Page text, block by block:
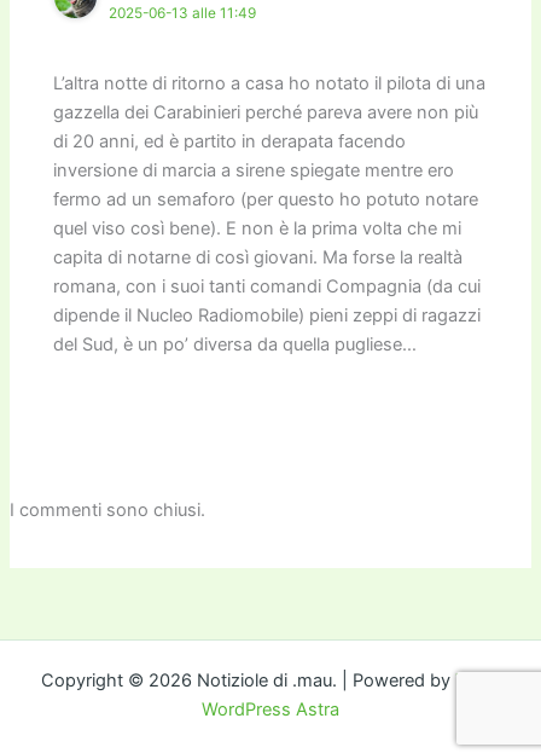
2025-06-13 alle 11:49
L’altra notte di ritorno a casa ho notato il pilota di una
gazzella dei Carabinieri perché pareva avere non più
di 20 anni, ed è partito in derapata facendo
inversione di marcia a sirene spiegate mentre ero
fermo ad un semaforo (per questo ho potuto notare
quel viso così bene). E non è la prima volta che mi
capita di notarne di così giovani. Ma forse la realtà
romana, con i suoi tanti comandi Compagnia (da cui
dipende il Nucleo Radiomobile) pieni zeppi di ragazzi
del Sud, è un po’ diversa da quella pugliese…
I commenti sono chiusi.
Copyright © 2026 Notiziole di .mau. | Powered by Tema
WordPress Astra